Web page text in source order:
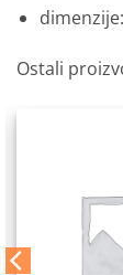
Ostali